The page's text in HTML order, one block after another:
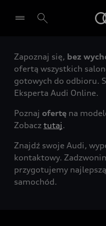
Wybierz Twojego
Zapoznaj się, bez
ofertą wszystkich
gotowych do odbioru.
Eksperta Audi Online.
Poznaj ofertę na
Zobacz tutaj.
Znajdź swoje Audi,
kontaktowy.
przygotujemy
samochód.